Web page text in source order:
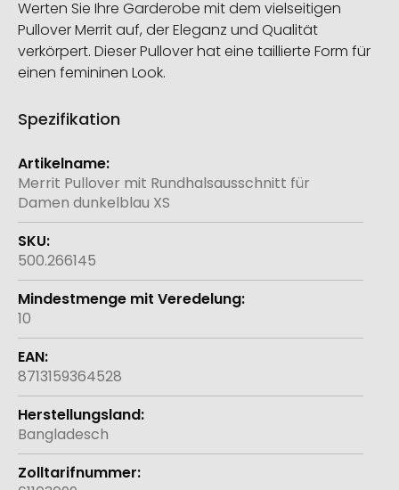
Werten Sie Ihre Garderobe mit dem vielseitigen
Pullover Merrit auf, der Eleganz und Qualität
verkörpert. Dieser Pullover hat eine taillierte Form für
einen femininen Look.
Spezifikation
Weitere
Informationen
Merrit Pullover mit Rundhalsausschnitt für
Damen dunkelblau XS
500.266145
10
8713159364528
Bangladesch